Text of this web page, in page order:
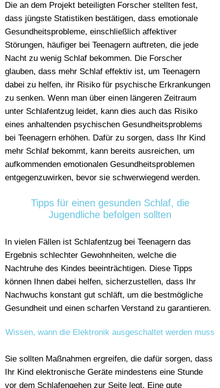
Die an dem Projekt beteiligten Forscher stellten fest,
dass jüngste Statistiken bestätigen, dass emotionale
Gesundheitsprobleme, einschließlich affektiver
Störungen, häufiger bei Teenagern auftreten, die jede
Nacht zu wenig Schlaf bekommen. Die Forscher
glauben, dass mehr Schlaf effektiv ist, um Teenagern
dabei zu helfen, ihr Risiko für psychische Erkrankungen
zu senken. Wenn man über einen längeren Zeitraum
unter Schlafentzug leidet, kann dies auch das Risiko
eines anhaltenden psychischen Gesundheitsproblems
bei Teenagern erhöhen. Dafür zu sorgen, dass Ihr Kind
mehr Schlaf bekommt, kann bereits ausreichen, um
aufkommenden emotionalen Gesundheitsproblemen
entgegenzuwirken, bevor sie schwerwiegend werden.
Tipps für einen gesunden Schlaf, die
Jugendliche befolgen sollten
In vielen Fällen ist Schlafentzug bei Teenagern das
Ergebnis schlechter Gewohnheiten, welche die
Nachtruhe des Kindes beeinträchtigen. Diese Tipps
können Ihnen dabei helfen, sicherzustellen, dass Ihr
Nachwuchs konstant gut schläft, um die bestmögliche
Gesundheit und einen scharfen Verstand zu garantieren.
Wissen, wann die Elektronik ausgeschaltet werden muss
Sie sollten Maßnahmen ergreifen, die dafür sorgen, dass
Ihr Kind elektronische Geräte mindestens eine Stunde
vor dem Schlafengehen zur Seite legt. Eine gute